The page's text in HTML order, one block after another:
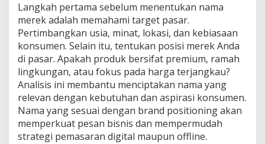
Langkah pertama sebelum menentukan nama
merek adalah memahami target pasar.
Pertimbangkan usia, minat, lokasi, dan kebiasaan
konsumen. Selain itu, tentukan posisi merek Anda
di pasar. Apakah produk bersifat premium, ramah
lingkungan, atau fokus pada harga terjangkau?
Analisis ini membantu menciptakan nama yang
relevan dengan kebutuhan dan aspirasi konsumen.
Nama yang sesuai dengan brand positioning akan
memperkuat pesan bisnis dan mempermudah
strategi pemasaran digital maupun offline.